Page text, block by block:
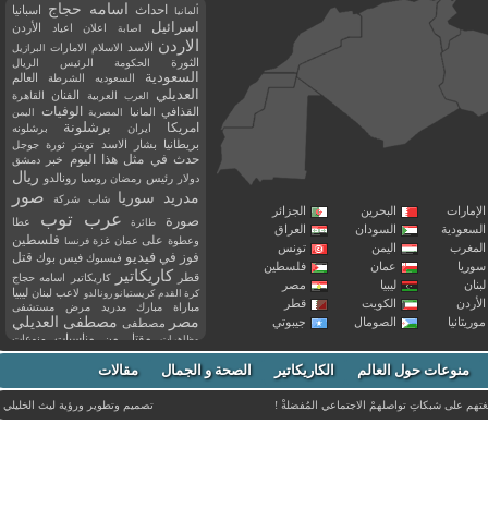
البحرين
الجزائر
السودان
العراق
اليمن
تونس
عمان
فلسطين
ليبيا
مصر
الكويت
قطر
الصومال جيبوتي
ألمانيا احداث اسامه حجاج اسبانيا
اسرائيل اصابة اعلان اعياد الأردن
الاردن الاسد الاسلام الامارات البرازيل
الثورة الحكومة الرئيس الريال
السعودية السعوديه الشرطة العالم
العديلي العرب العربية الفنان القاهرة
القذافي المانيا المصرية الوفيات اليمن
امريكا ايران برشلونة برشلونه
بريطانيا بشار الاسد تويتر ثورة جوجل
حدث في مثل هذا اليوم خبر دمشق
دولار رئيس رمضان روسيا رونالدو ريال
مدريد
سوريا شاب شركة صور
صورة طائرة عرب توب
عطا
وعطوة على عمان غزة فرنسا فلسطين
فوز في فيديو فيسبوك فيس بوك قتل
قطر كاريكاتير كاريكاتير اسامه حجاج
كرة القدم كريستيانو رونالدو لاعب لبنان ليبيا
مباراة مبارك مدريد مرض مستشفى
مصر مصطفى مصطفى العديلي
مظاهرات مقتل من مناسبات
منوعات
مواليد
موت ميسي ميلان نادي نشر
وفاة وفيات يوتيوب منوعات حول العالم الكاريكاتير الصحة و الجمال مقالات
على شبكاتِ تواصلهمْ الاجتماعي المُفضلةْ ! تصميم وتطوير ورؤيةليث الخليلي